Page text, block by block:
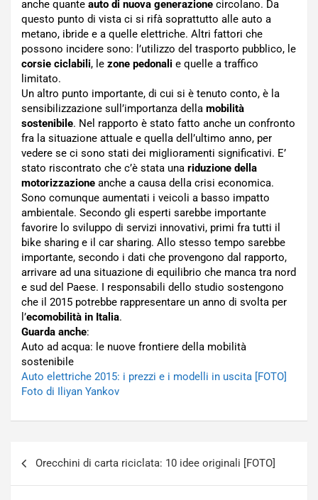
anche quante auto di nuova generazione circolano. Da
questo punto di vista ci si rifà soprattutto alle auto a
metano, ibride e a quelle elettriche. Altri fattori che
possono incidere sono: l’utilizzo del trasporto pubblico, le
corsie ciclabili, le zone pedonali e quelle a traffico
limitato.
Un altro punto importante, di cui si è tenuto conto, è la
sensibilizzazione sull’importanza della mobilità
sostenibile. Nel rapporto è stato fatto anche un confronto
fra la situazione attuale e quella dell’ultimo anno, per
vedere se ci sono stati dei miglioramenti significativi. E’
stato riscontrato che c’è stata una riduzione della
motorizzazione anche a causa della crisi economica.
Sono comunque aumentati i veicoli a basso impatto
ambientale. Secondo gli esperti sarebbe importante
favorire lo sviluppo di servizi innovativi, primi fra tutti il
bike sharing e il car sharing. Allo stesso tempo sarebbe
importante, secondo i dati che provengono dal rapporto,
arrivare ad una situazione di equilibrio che manca tra nord
e sud del Paese. I responsabili dello studio sostengono
che il 2015 potrebbe rappresentare un anno di svolta per
l’ecomobilità in Italia.
Guarda anche:
Auto ad acqua: le nuove frontiere della mobilità
sostenibile
Auto elettriche 2015: i prezzi e i modelli in uscita [FOTO]
Foto di Iliyan Yankov
Orecchini di carta riciclata: 10 idee originali [FOTO]